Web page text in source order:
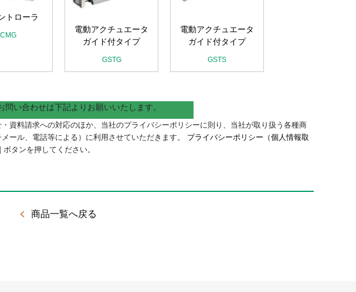
トローラ
電動アクチュエータ
ガイド付タイプ
GSTG
電動アクチュエータ
ガイド付タイプ
GSTS
問い合わせは下記よりお願いいたします。
資料請求への対応のほか、当社のプライバシーポリシーに則り、当社が取り扱う各種商
ール、電話等による）に利用させていただきます。 プライバシーポリシー（個人情報取
タンを押してください。
商品一覧へ戻る